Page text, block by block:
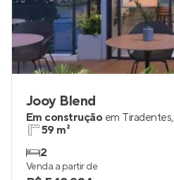
Jooy Blend
Em construção em Tiradentes,
59 m²
2
Venda a partir de